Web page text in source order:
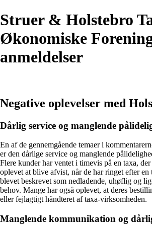
Struer & Holstebro
Økonomiske
anmeldelser
Negative oplevelser med
Dårlig service og manglende
En af de gennemgående temaer i
er den dårlige service og manglende
Flere kunder har ventet i timevis på en taxa,
oplevet at blive afvist, når de har ringet efter en
blevet beskrevet som nedladende, uhøflig og
behov. Mange har også oplevet, at deres
eller fejlagtigt håndteret af taxa-virksomheden.
Manglende kommunikation og